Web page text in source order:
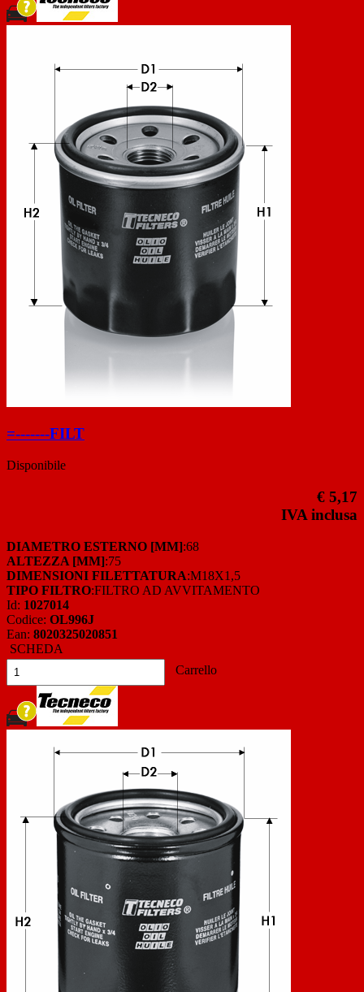
=-------FILT
Disponibile
€ 5,17
IVA inclusa
DIAMETRO ESTERNO [MM]:68
ALTEZZA [MM]:75
DIMENSIONI FILETTATURA:M18X1,5
TIPO FILTRO:FILTRO AD AVVITAMENTO
Id: 1027014
Codice: OL996J
Ean: 8020325020851
SCHEDA
Carrello